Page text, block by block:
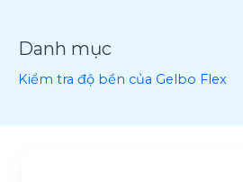
Danh mục
Kiểm tra độ bền của Gelbo Flex